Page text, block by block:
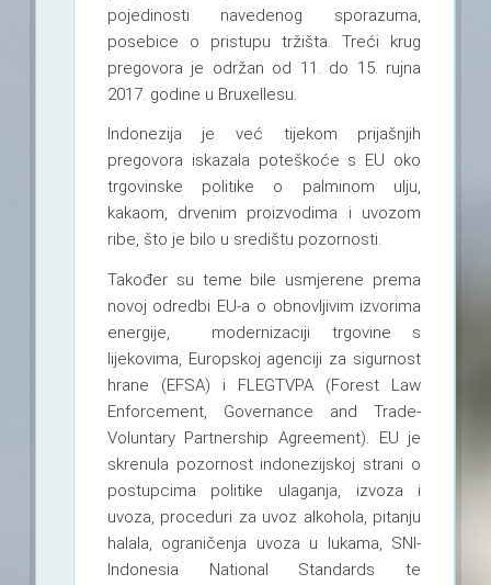
pojedinosti navedenog sporazuma,
posebice o pristupu tržišta. Treći krug
pregovora je održan od 11. do 15. rujna
2017. godine u Bruxellesu.
Indonezija je već tijekom prijašnjih
pregovora iskazala poteškoće s EU oko
trgovinske politike o palminom ulju,
kakaom, drvenim proizvodima i uvozom
ribe, što je bilo u središtu pozornosti.
Također su teme bile usmjerene prema
novoj odredbi EU-a o obnovljivim izvorima
energije, modernizaciji trgovine s
lijekovima, Europskoj agenciji za sigurnost
hrane (EFSA) i FLEGTVPA (Forest Law
Enforcement, Governance and Trade-
Voluntary Partnership Agreement). EU je
skrenula pozornost indonezijskoj strani o
postupcima politike ulaganja, izvoza i
uvoza, proceduri za uvoz alkohola, pitanju
halala, ograničenja uvoza u lukama, SNI-
Indonesia National Standards te